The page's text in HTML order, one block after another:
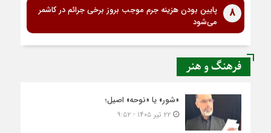
8
پایین بودن هزینه جرم موجب بروز برخی جرائم در کاشمر
می‌شود
فرهنگ و هنر
«شور» یا «نوحه» اصیل؛
۲۲ تیر ۱۴۰۵ - ۹:۵۲